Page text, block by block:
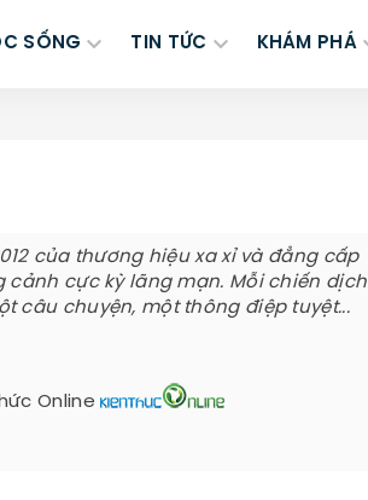
SỐNG TIN TỨC KHÁM PHÁ
của thương hiệu xa xỉ và đẳng cấp
cảnh cực kỳ lãng mạn. Mỗi chiến dịch
câu chuyện, một thông điệp tuyệt...
Online